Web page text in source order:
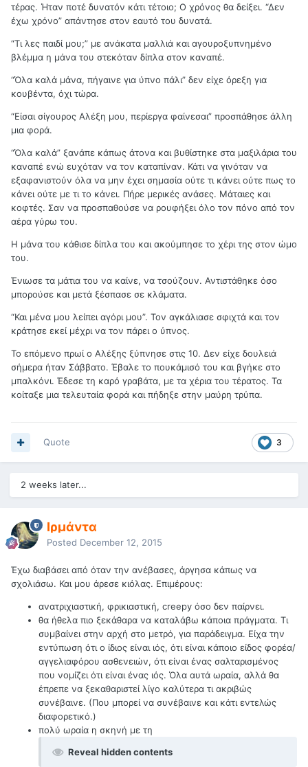
τέρας. Ήταν ποτέ δυνατόν κάτι τέτοιο; Ο χρόνος θα δείξει. “Δεν
έχω χρόνο” απάντησε στον εαυτό του δυνατά.
“Τι λες παιδί μου;” με ανάκατα μαλλιά και αγουροξυπνημένο
βλέμμα η μάνα του στεκόταν δίπλα στον καναπέ.
“Όλα καλά μάνα, πήγαινε για ύπνο πάλι” δεν είχε όρεξη για
κουβέντα, όχι τώρα.
“Είσαι σίγουρος Αλέξη μου, περίεργα φαίνεσαι” προσπάθησε άλλη
μια φορά.
“Όλα καλά” ξανάπε κάπως άτονα και βυθίστηκε στα μαξιλάρια του
καναπέ ενώ ευχόταν να τον καταπίναν. Κάτι να γινόταν να
εξαφανιστούν όλα να μην έχει σημασία ούτε τι κάνει ούτε πως το
κάνει ούτε με τι το κάνει. Πήρε μερικές ανάσες. Μάταιες και
κοφτές. Σαν να προσπαθούσε να ρουφήξει όλο τον πόνο από τον
αέρα γύρω του.
Η μάνα του κάθισε δίπλα του και ακούμπησε το χέρι της στον ώμο
του.
Ένιωσε τα μάτια του να καίνε, να τσούζουν. Αντιστάθηκε όσο
μπορούσε και μετά ξέσπασε σε κλάματα.
“Και μένα μου λείπει αγόρι μου”. Τον αγκάλιασε σφιχτά και τον
κράτησε εκεί μέχρι να τον πάρει ο ύπνος.
Το επόμενο πρωί ο Αλέξης ξύπνησε στις 10. Δεν είχε δουλειά
σήμερα ήταν Σάββατο. Έβαλε το πουκάμισό του και βγήκε στο
μπαλκόνι. Έδεσε τη καρό γραβάτα, με τα χέρια του τέρατος. Τα
κοίταξε μια τελευταία φορά και πήδηξε στην μαύρη τρύπα.
3
Quote
2 weeks later...
Ιρμάντα
Posted December 12, 2015
Έχω διαβάσει από όταν την ανέβασες, άργησα κάπως να
σχολιάσω. Και μου άρεσε κιόλας. Επιμέρους:
ανατριχιαστική, φρικιαστική, creepy όσο δεν παίρνει.
θα ήθελα πιο ξεκάθαρα να καταλάβω κάποια πράγματα. Τι
συμβαίνει στην αρχή στο μετρό, για παράδειγμα. Είχα την
εντύπωση ότι ο ίδιος είναι ιός, ότι είναι κάποιο είδος φορέα/
αγγελιαφόρου ασθενειών, ότι είναι ένας σαλταρισμένος
που νομίζει ότι είναι ένας ιός. Όλα αυτά ωραία, αλλά θα
έπρεπε να ξεκαθαριστεί λίγο καλύτερα τι ακριβώς
συνέβαινε. (Που μπορεί να συνέβαινε και κάτι εντελώς
διαφορετικό.)
πολύ ωραία η σκηνή με τη
Reveal hidden contents